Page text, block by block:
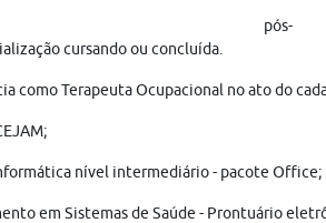
pós-
cursando ou concluída.
como Terapeuta Ocupacional no ato do
nível intermediário - pacote Office;
em Sistemas de Saúde - Prontuário